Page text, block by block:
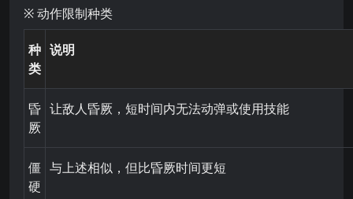
※ 动作限制种类
种
类
说明
昏
厥
让敌人昏厥，短时间内无法动弹或使用技能
僵
硬
与上述相似，但比昏厥时间更短